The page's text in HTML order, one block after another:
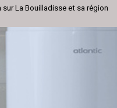
sur La Bouilladisse et sa région